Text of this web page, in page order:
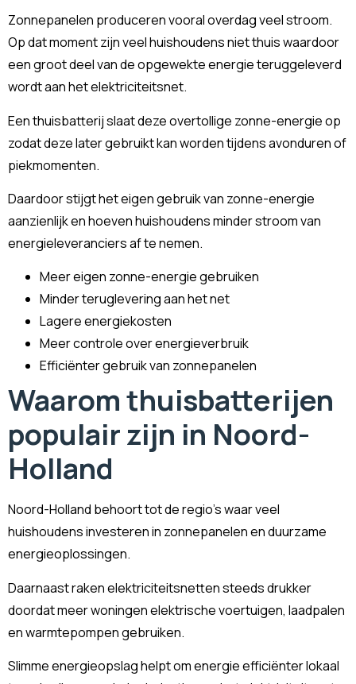
Zonnepanelen produceren vooral overdag veel stroom.
Op dat moment zijn veel huishoudens niet thuis waardoor
een groot deel van de opgewekte energie teruggeleverd
wordt aan het elektriciteitsnet.
Een thuisbatterij slaat deze overtollige zonne-energie op
zodat deze later gebruikt kan worden tijdens avonduren of
piekmomenten.
Daardoor stijgt het eigen gebruik van zonne-energie
aanzienlijk en hoeven huishoudens minder stroom van
energieleveranciers af te nemen.
Meer eigen zonne-energie gebruiken
Minder teruglevering aan het net
Lagere energiekosten
Meer controle over energieverbruik
Efficiënter gebruik van zonnepanelen
Waarom thuisbatterijen
populair zijn in Noord-
Holland
Noord-Holland behoort tot de regio’s waar veel
huishoudens investeren in zonnepanelen en duurzame
energieoplossingen.
Daarnaast raken elektriciteitsnetten steeds drukker
doordat meer woningen elektrische voertuigen, laadpalen
en warmtepompen gebruiken.
Slimme energieopslag helpt om energie efficiënter lokaal